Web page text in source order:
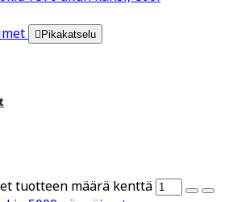
 Pikakatselu
tuotteen määrä kenttä